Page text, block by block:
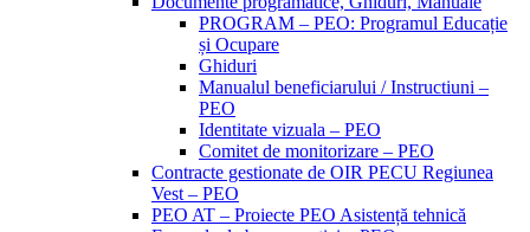
PROGRAM – PEO: Programul Educație
și Ocupare
Ghiduri
Manualul beneficiarului / Instructiuni –
PEO
Identitate vizuala – PEO
Comitet de monitorizare – PEO
Contracte gestionate de OIR PECU Regiunea
Vest – PEO
PEO AT – Proiecte PEO Asistență tehnică